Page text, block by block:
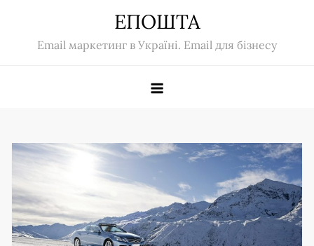
content
ЕПОШТА
Email маркетинг в Україні. Email для бізнесу